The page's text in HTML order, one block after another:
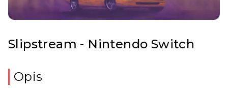
WSPARCIE
ZALOGUJ
Slipstream - Nintendo Switch
Opis